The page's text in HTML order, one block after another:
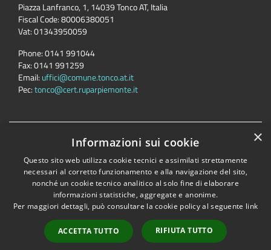
Piazza Lanfranco, 1, 14039 Tonco AT, Italia
Fiscal Code:80006380051
Vat:01343950059
Phone:0141 991044
Fax:0141 991259
Email: uffici@comune.tonco.at.it
Pec:tonco@cert.ruparpiemonte.it
Accessibility Privacy Cookie
Sitemap
Comune convenzionatoAstigov
Progetto|Convenzione|Adesioni
×
Informazioni sui cookie
Questo sito web utilizza cookie tecnici e assimilati strettamente
necessari al corretto funzionamento e alla navigazione del sito,
nonché un cookie tecnico analitico al solo fine di elaborare
informazioni statistiche, aggregate e anonime.
Per maggiori dettagli, può consultare la cookie policy al seguente link
ACCETTA TUTTO RIFIUTA TUTTO